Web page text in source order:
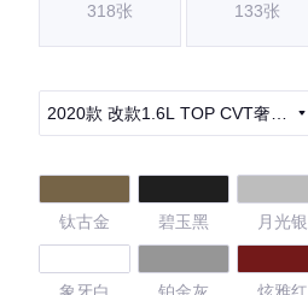
318张 133张
2020款 改款1.6L TOP CVT奢享
钛古金 碧玉黑 月光银